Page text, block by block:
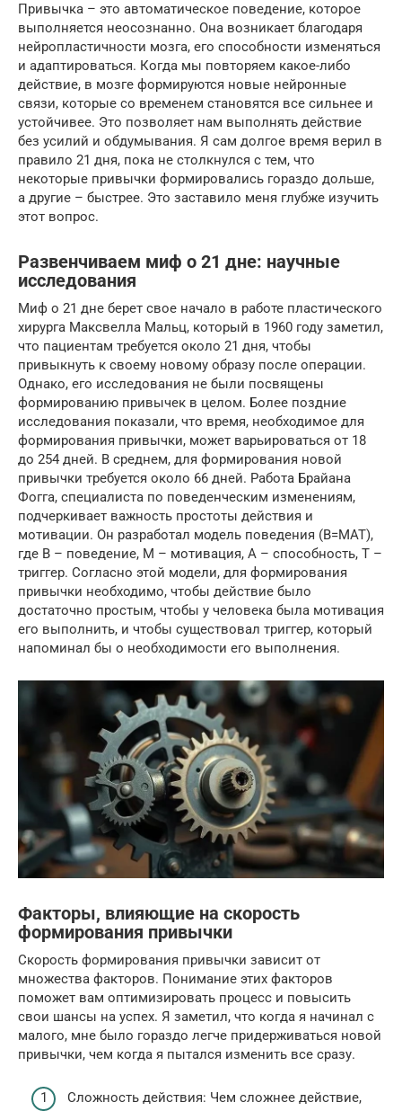
Привычка – это автоматическое поведение, которое
выполняется неосознанно. Она возникает благодаря
нейропластичности мозга, его способности изменяться
и адаптироваться. Когда мы повторяем какое-либо
действие, в мозге формируются новые нейронные
связи, которые со временем становятся все сильнее и
устойчивее. Это позволяет нам выполнять действие
без усилий и обдумывания. Я сам долгое время верил в
правило 21 дня, пока не столкнулся с тем, что
некоторые привычки формировались гораздо дольше,
а другие – быстрее. Это заставило меня глубже изучить
этот вопрос.
Развенчиваем миф о 21 дне: научные
исследования
Миф о 21 дне берет свое начало в работе пластического
хирурга Максвелла Мальц, который в 1960 году заметил,
что пациентам требуется около 21 дня, чтобы
привыкнуть к своему новому образу после операции.
Однако, его исследования не были посвящены
формированию привычек в целом. Более поздние
исследования показали, что время, необходимое для
формирования привычки, может варьироваться от 18
до 254 дней. В среднем, для формирования новой
привычки требуется около 66 дней. Работа Брайана
Фогга, специалиста по поведенческим изменениям,
подчеркивает важность простоты действия и
мотивации. Он разработал модель поведения (B=MAT),
где B – поведение, M – мотивация, A – способность, T –
триггер. Согласно этой модели, для формирования
привычки необходимо, чтобы действие было
достаточно простым, чтобы у человека была мотивация
его выполнить, и чтобы существовал триггер, который
напоминал бы о необходимости его выполнения.
Факторы, влияющие на скорость
формирования привычки
Скорость формирования привычки зависит от
множества факторов. Понимание этих факторов
поможет вам оптимизировать процесс и повысить
свои шансы на успех. Я заметил, что когда я начинал с
малого, мне было гораздо легче придерживаться новой
привычки, чем когда я пытался изменить все сразу.
Сложность действия: Чем сложнее действие,